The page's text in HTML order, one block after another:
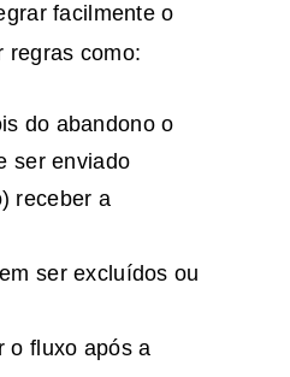
facilmente o
regras como:
do abandono o
ser enviado
receber a
ser excluídos ou
o fluxo após a